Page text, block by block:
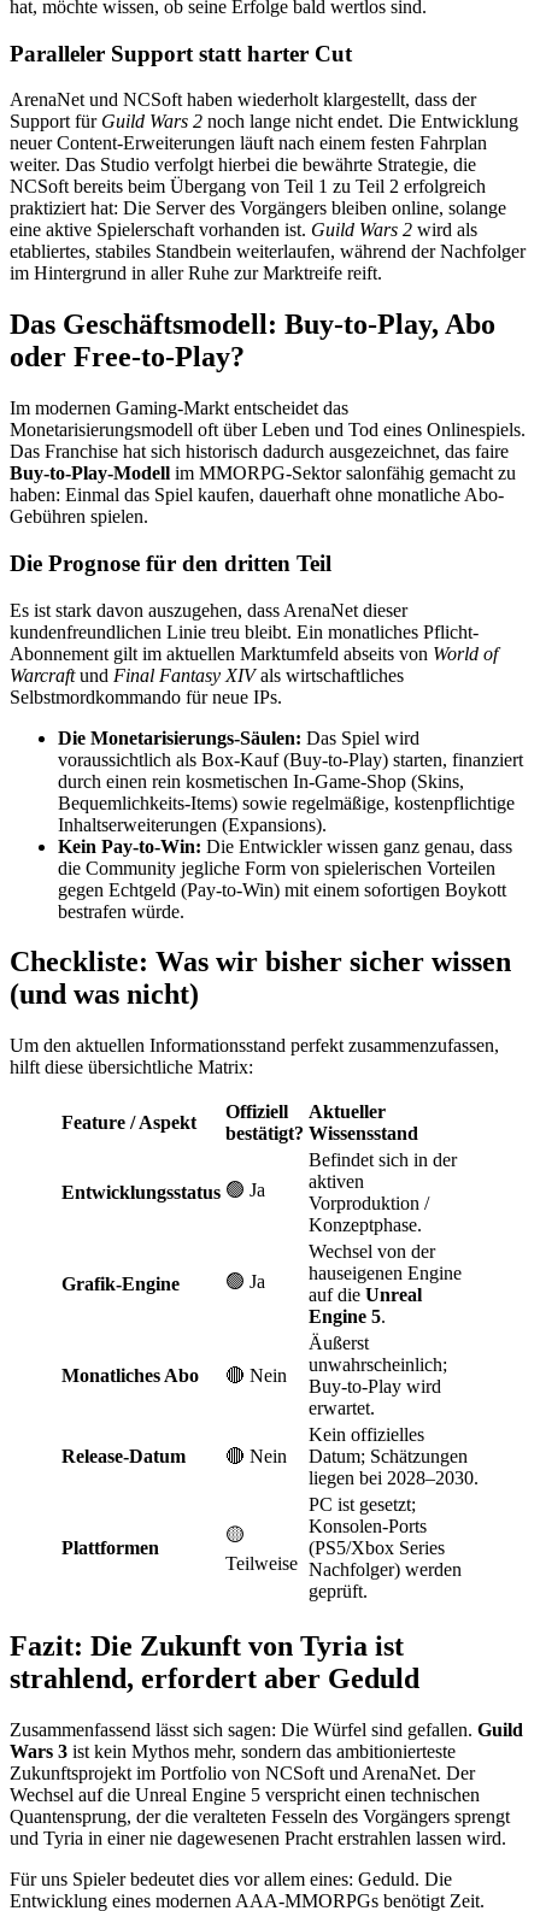
hat, möchte wissen, ob seine Erfolge bald wertlos sind.
Paralleler Support statt harter Cut
ArenaNet und NCSoft haben wiederholt klargestellt, dass der
Support für Guild Wars 2 noch lange nicht endet. Die Entwicklung
neuer Content-Erweiterungen läuft nach einem festen Fahrplan
weiter. Das Studio verfolgt hierbei die bewährte Strategie, die
NCSoft bereits beim Übergang von Teil 1 zu Teil 2 erfolgreich
praktiziert hat: Die Server des Vorgängers bleiben online, solange
eine aktive Spielerschaft vorhanden ist. Guild Wars 2 wird als
etabliertes, stabiles Standbein weiterlaufen, während der Nachfolger
im Hintergrund in aller Ruhe zur Marktreife reift.
Das Geschäftsmodell: Buy-to-Play, Abo
oder Free-to-Play?
Im modernen Gaming-Markt entscheidet das
Monetarisierungsmodell oft über Leben und Tod eines Onlinespiels.
Das Franchise hat sich historisch dadurch ausgezeichnet, das faire
Buy-to-Play-Modell im MMORPG-Sektor salonfähig gemacht zu
haben: Einmal das Spiel kaufen, dauerhaft ohne monatliche Abo-
Gebühren spielen.
Die Prognose für den dritten Teil
Es ist stark davon auszugehen, dass ArenaNet dieser
kundenfreundlichen Linie treu bleibt. Ein monatliches Pflicht-
Abonnement gilt im aktuellen Marktumfeld abseits von World of
Warcraftund Final Fantasy XIVals wirtschaftliches
Selbstmordkommando für neue IPs.
Die Monetarisierungs-Säulen: Das Spiel wird
voraussichtlich als Box-Kauf (Buy-to-Play) starten, finanziert
durch einen rein kosmetischen In-Game-Shop (Skins,
Bequemlichkeits-Items) sowie regelmäßige, kostenpflichtige
Inhaltserweiterungen (Expansions).
Kein Pay-to-Win: Die Entwickler wissen ganz genau, dass
die Community jegliche Form von spielerischen Vorteilen
gegen Echtgeld (Pay-to-Win) mit einem sofortigen Boykott
bestrafen würde.
Checkliste: Was wir bisher sicher wissen
(und was nicht)
Um den aktuellen Informationsstand perfekt zusammenzufassen,
hilft diese übersichtliche Matrix:
Feature / Aspekt
Offiziell
bestätigt?
Aktueller
Wissensstand
Entwicklungsstatus 🟢 Ja
Befindet sich in der
aktiven
Vorproduktion /
Konzeptphase.
Grafik-Engine 🟢 Ja
Wechsel von der
hauseigenen Engine
auf die Unreal
Engine 5.
Monatliches Abo 🔴 Nein
Äußerst
unwahrscheinlich;
Buy-to-Play wird
erwartet.
Release-Datum 🔴 Nein
Kein offizielles
Datum; Schätzungen
liegen bei 2028–2030.
Plattformen
🟡
Teilweise
PC ist gesetzt;
Konsolen-Ports
(PS5/Xbox Series
Nachfolger) werden
geprüft.
Fazit: Die Zukunft von Tyria ist
strahlend, erfordert aber Geduld
Zusammenfassend lässt sich sagen: Die Würfel sind gefallen. Guild
Wars 3 ist kein Mythos mehr, sondern das ambitionierteste
Zukunftsprojekt im Portfolio von NCSoft und ArenaNet. Der
Wechsel auf die Unreal Engine 5 verspricht einen technischen
Quantensprung, der die veralteten Fesseln des Vorgängers sprengt
und Tyria in einer nie dagewesenen Pracht erstrahlen lassen wird.
Für uns Spieler bedeutet dies vor allem eines: Geduld. Die
Entwicklung eines modernen AAA-MMORPGs benötigt Zeit.